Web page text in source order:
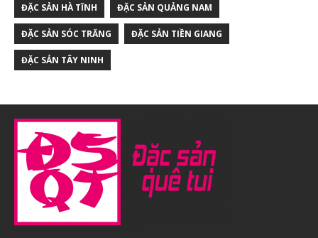
ĐẶC SẢN HÀ TĨNH ĐẶC SẢN QUẢNG NAM
ĐẶC SẢN SÓC TRĂNG ĐẶC SẢN TIỀN GIANG
ĐẶC SẢN TÂY NINH